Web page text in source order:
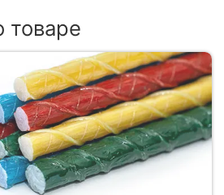
товаре